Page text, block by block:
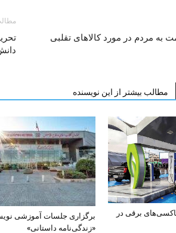
به مردم در مورد کالاهای تقلبی
مطالب بیشتر از این نویسنده
برگزاری جلسات آموزشی
«زندگی‌نامه داستانی»
برقی در